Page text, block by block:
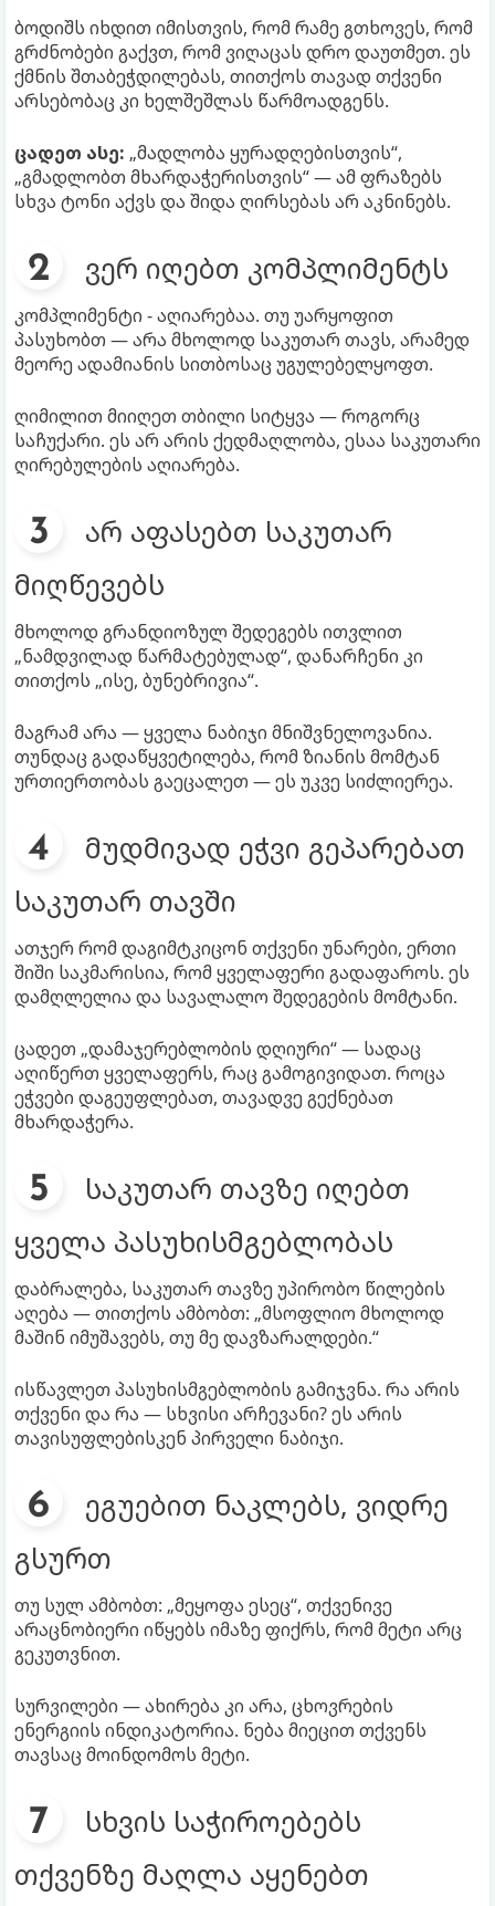
ბოდიშს იხდით იმისთვის, რომ რამე გთხოვეს, რომ
გრძნობები გაქვთ, რომ ვიღაცას დრო დაუთმეთ. ეს
ქმნის შთაბეჭდილებას, თითქოს თავად თქვენი
არსებობაც კი ხელშეშლას წარმოადგენს.
ცადეთ ასე: „მადლობა ყურადღებისთვის“,
„გმადლობთ მხარდაჭერისთვის“ — ამ ფრაზებს
სხვა ტონი აქვს და შიდა ღირსებას არ აკნინებს.
ვერ იღებთ კომპლიმენტს
კომპლიმენტი - აღიარებაა. თუ უარყოფით
პასუხობთ — არა მხოლოდ საკუთარ თავს, არამედ
მეორე ადამიანის სითბოსაც უგულებელყოფთ.
ღიმილით მიიღეთ თბილი სიტყვა — როგორც
საჩუქარი. ეს არ არის ქედმაღლობა, ესაა საკუთარი
ღირებულების აღიარება.
არ აფასებთ საკუთარ
მიღწევებს
მხოლოდ გრანდიოზულ შედეგებს ითვლით
„ნამდვილად წარმატებულად“, დანარჩენი კი
თითქოს „ისე, ბუნებრივია“.
მაგრამ არა — ყველა ნაბიჯი მნიშვნელოვანია.
თუნდაც გადაწყვეტილება, რომ ზიანის მომტან
ურთიერთობას გაეცალეთ — ეს უკვე სიძლიერეა.
მუდმივად ეჭვი გეპარებათ
საკუთარ თავში
ათჯერ რომ დაგიმტკიცონ თქვენი უნარები, ერთი
შიში საკმარისია, რომ ყველაფერი გადაფაროს. ეს
დამღლელია და სავალალო შედეგების მომტანი.
ცადეთ „დამაჯერებლობის დღიური“ — სადაც
აღიწერთ ყველაფერს, რაც გამოგივიდათ. როცა
ეჭვები დაგეუფლებათ, თავადვე გექნებათ
მხარდაჭერა.
საკუთარ თავზე იღებთ
ყველა პასუხისმგებლობას
დაბრალება, საკუთარ თავზე უპირობო წილების
აღება — თითქოს ამბობთ: „მსოფლიო მხოლოდ
მაშინ იმუშავებს, თუ მე დავზარალდები.“
ისწავლეთ პასუხისმგებლობის გამიჯვნა. რა არის
თქვენი და რა — სხვისი არჩევანი? ეს არის
თავისუფლებისკენ პირველი ნაბიჯი.
ეგუებით ნაკლებს, ვიდრე
გსურთ
თუ სულ ამბობთ: „მეყოფა ესეც“, თქვენივე
არაცნობიერი იწყებს იმაზე ფიქრს, რომ მეტი არც
გეკუთვნით.
სურვილები — ახირება კი არა, ცხოვრების
ენერგიის ინდიკატორია. ნება მიეცით თქვენს
თავსაც მოინდომოს მეტი.
სხვის საჭიროებებს
თქვენზე მაღლა აყენებთ